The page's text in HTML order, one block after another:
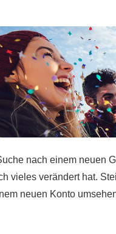
nach einem neuen
vieles verändert hat.
neuen Konto